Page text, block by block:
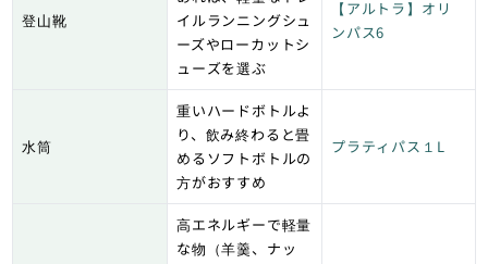
登山靴
イルランニングシュ
ーズやローカットシ
ューズを選ぶ
【アルトラ】オリ
ンパス6
水筒
重いハードボトルよ
り、飲み終わると畳
めるソフトボトルの
方がおすすめ
プラティパス１L
高エネルギーで軽量
な物（羊羹、ナッ